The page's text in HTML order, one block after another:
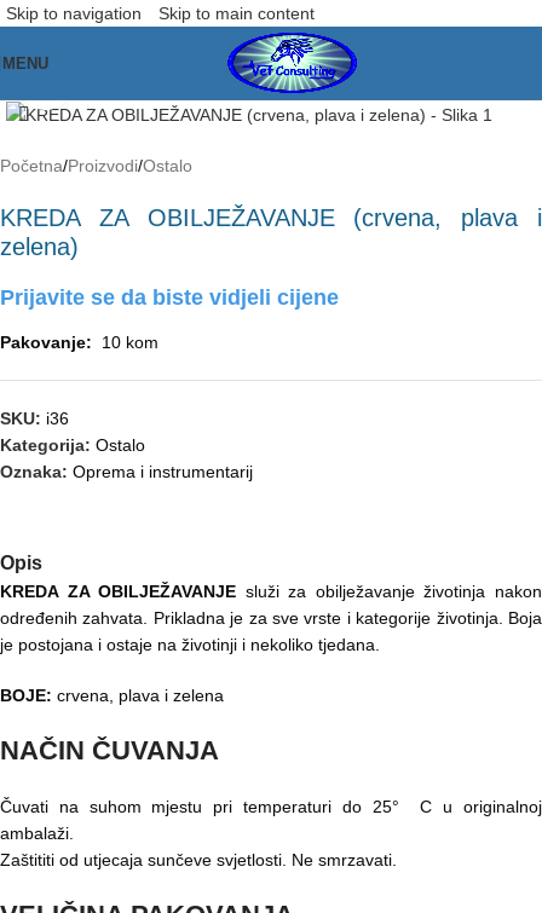
Skip to navigation Skip to main content
MENU
Početna/Proizvodi/Ostalo
KREDA ZA OBILJEŽAVANJE (crvena, plava i
zelena)
Prijavite se da biste vidjeli cijene
Pakovanje: 10 kom
SKU: i36
Kategorija: Ostalo
Oznaka: Oprema i instrumentarij
Opis
KREDA ZA OBILJEŽAVANJE služi za obilježavanje životinja nakon
određenih zahvata. Prikladna je za sve vrste i kategorije životinja. Boja
je postojana i ostaje na životinji i nekoliko tjedana.
BOJE: crvena, plava i zelena
NAČIN ČUVANJA
Čuvati na suhom mjestu pri temperaturi do 25° C u originalnoj
ambalaži.
Zaštititi od utjecaja sunčeve svjetlosti. Ne smrzavati.